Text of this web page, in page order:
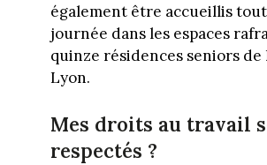
également être accueillis
journée dans les espaces
quinze résidences seniors de
Lyon.
Mes droits au travail
respectés ?